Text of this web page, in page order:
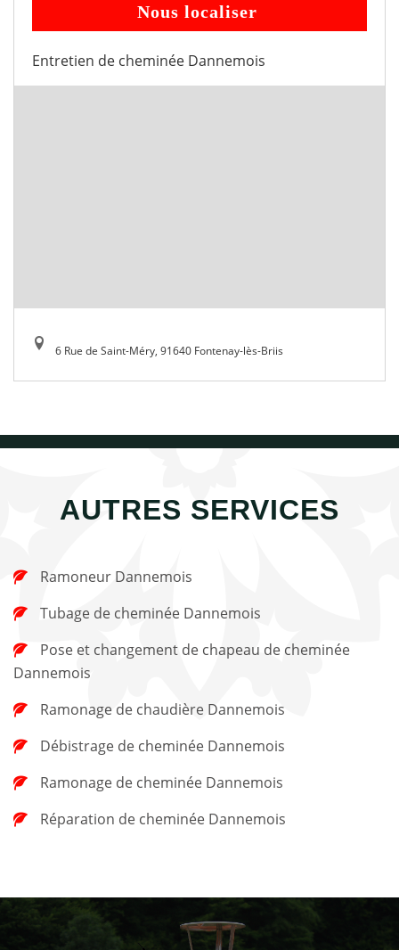
Nous localiser
Entretien de cheminée Dannemois
6 Rue de Saint-Méry, 91640 Fontenay-lès-Briis
AUTRES SERVICES
Ramoneur Dannemois
Tubage de cheminée Dannemois
Dannemois
Ramonage de chaudière Dannemois
Débistrage de cheminée Dannemois
Ramonage de cheminée Dannemois
Réparation de cheminée Dannemois